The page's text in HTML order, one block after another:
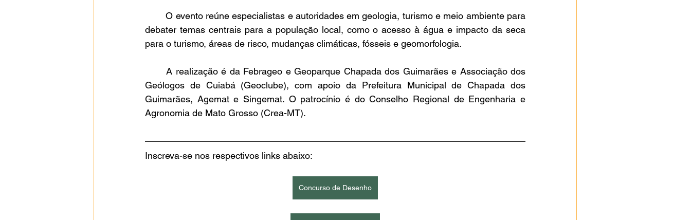
	O evento reúne especialistas e autoridades em geologia, turismo e meio ambiente para
debater temas centrais para a população local, como o acesso à água e impacto da seca
para o turismo, áreas de risco, mudanças climáticas, fósseis e geomorfologia.
	A realização é da Febrageo e Geoparque Chapada dos Guimarães e Associação dos
Geólogos de Cuiabá (Geoclube), com apoio da Prefeitura Municipal de Chapada dos
Guimarães, Agemat e Singemat. O patrocínio é do Conselho Regional de Engenharia e
Agronomia de Mato Grosso (Crea-MT).
Inscreva-se nos respectivos links abaixo:
Concurso de Desenho